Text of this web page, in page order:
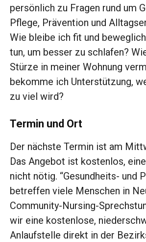
persönlich zu Fragen rund um
Pflege, Prävention und
Wie bleibe ich fit und
tun, um besser zu schlafen?
Stürze in meiner Wohnung
bekomme ich Unterstützung,
zu viel wird?
Termin und Ort
Der nächste Termin ist am
Das Angebot ist kostenlos,
nicht nötig. “Gesundheits- und
betreffen viele Menschen in
Community-Nursing-
wir eine kostenlose,
Anlaufstelle direkt in der